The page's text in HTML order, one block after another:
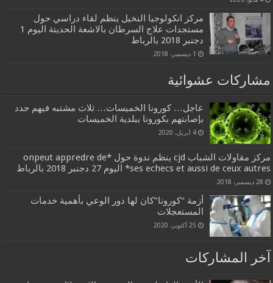
مركز انكولوجيا النخيل ينظم لقاء دراسي حول
مستجدات علاج السرطان بالاشعة الحديتة اليوم 1
دجنبر 2018 بالرباط
1 ديسمبر، 2018
مشاركات عشوائية
عاجل… كورونا الخميسات… ثلاث مشتبه فيهم جدد
بإصابتهم بكورونا ببلدية الخميسات
4 أبريل، 2020
مركز مقاولات الشباب cjd ينظم ندوة حول *onpeut appredre de
ses echecs et aussi de ceux autres* اليوم 27 دجنبر 2018 بالرباط
28 ديسمبر، 2018
أزمة “كورونا”كان لها دور الوعي بأهمية خدمات
المستعجلات
25 أكتوبر، 2020
آخر المشاركات